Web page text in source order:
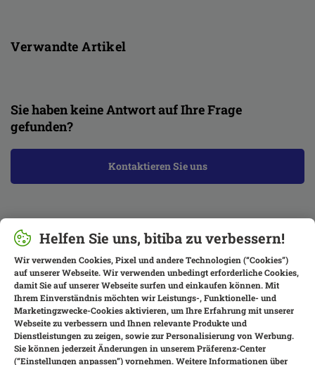
Verwandte Artikel
Sie haben keine Antwort auf Ihre Frage
gefunden?
Kontaktieren Sie uns
Helfen Sie uns, bitiba zu verbessern!
Wir verwenden Cookies, Pixel und andere Technologien (“Cookies”)
auf unserer Webseite. Wir verwenden unbedingt erforderliche Cookies,
damit Sie auf unserer Webseite surfen und einkaufen können. Mit
Ihrem Einverständnis möchten wir Leistungs-, Funktionelle- und
Marketingzwecke-Cookies aktivieren, um Ihre Erfahrung mit unserer
Webseite zu verbessern und Ihnen relevante Produkte und
Dienstleistungen zu zeigen, sowie zur Personalisierung von Werbung.
Sie können jederzeit Änderungen in unserem Präferenz-Center
(“Einstellungen anpassen”) vornehmen. Weitere Informationen über